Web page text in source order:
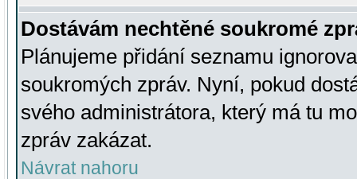
Dostávám nechtěné soukromé
Plánujeme přidání seznamu
soukromých zpráv. Nyní, pokud
svého administrátora, který má tu
zpráv zakázat.
Návrat nahoru